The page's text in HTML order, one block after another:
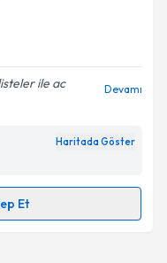
için bir takvim
ilişkin
Aydınlatma
belirtilen
ile ac
Devamı
Haritada Göster
Et